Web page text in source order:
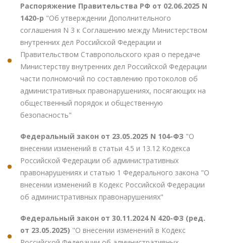
Распоряжение Правительства РФ от 02.06.2025 N
1420-р "Об утверждении Дополнительного
соглашения N 3 к Соглашению между Министерством
внутренних дел Российской Федерации и
Правительством Ставропольского края о передаче
Министерству внутренних дел Российской Федерации
части полномочий по составлению протоколов об
административных правонарушениях, посягающих на
общественный порядок и общественную
безопасность"
Федеральный закон от 23.05.2025 N 104-ФЗ "О
внесении изменений в статьи 4.5 и 13.12 Кодекса
Российской Федерации об административных
правонарушениях и статью 1 Федерального закона "О
внесении изменений в Кодекс Российской Федерации
об административных правонарушениях"
Федеральный закон от 30.11.2024 N 420-ФЗ (ред.
от 23.05.2025) "О внесении изменений в Кодекс